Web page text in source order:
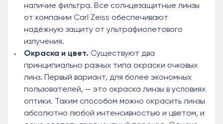
наличие фильтра. Все солнцезащитные линзы
от компании Carl Zeiss обеспечивают
надёжную защиту от ультрафиолетового
излучения.
Окраска и цвет. Существуют два
принципиально разных типа окраски очковых
линз. Первый вариант, для более экономных
пользователей, — это окраска линзы в условиях
оптики. Таким способом можно окрасить линзы
абсолютно любой интенсивностью и цветом, и